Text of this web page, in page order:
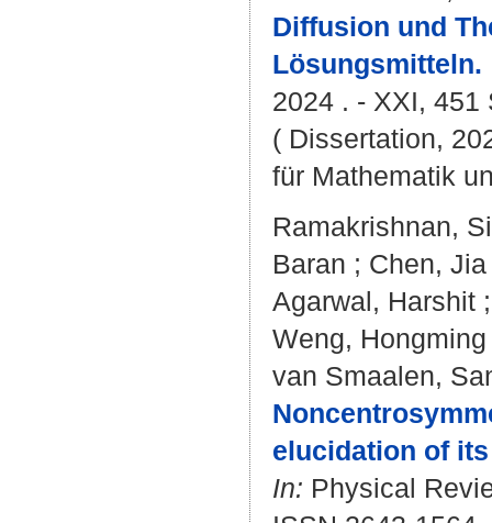
Diffusion und
Lösungsmitteln.
2024 . - XXI, 451
( Dissertation,
für Mathematik
Ramakrishnan,
Baran ; Chen, Jia
Agarwal, Harshit
Weng, Hongming
van Smaalen,
elucidation of
In: Physical